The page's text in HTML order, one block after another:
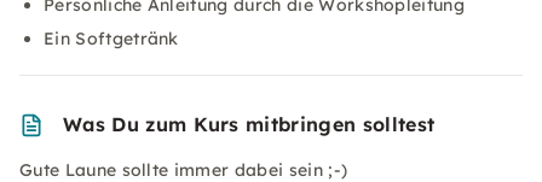
Persönliche Anleitung durch die Workshopleitung
Ein Softgetränk
Was Du zum Kurs mitbringen solltest
Gute Laune sollte immer dabei sein ;-)